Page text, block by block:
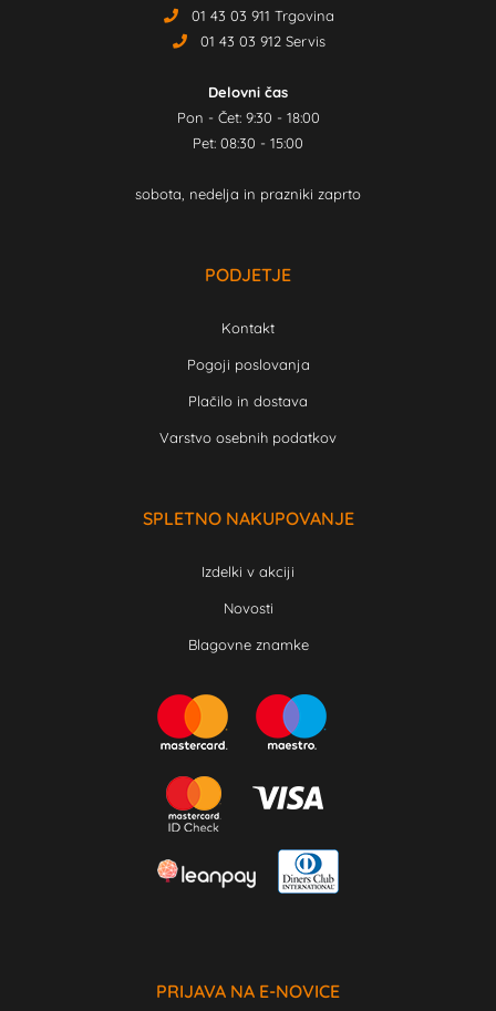
01 43 03 911 Trgovina
01 43 03 912 Servis
Delovni čas
Pon - Čet: 9:30 - 18:00
Pet: 08:30 - 15:00
sobota, nedelja in prazniki zaprto
PODJETJE
Kontakt
Pogoji poslovanja
Plačilo in dostava
Varstvo osebnih podatkov
SPLETNO NAKUPOVANJE
Izdelki v akciji
Novosti
Blagovne znamke
PRIJAVA NA E-NOVICE